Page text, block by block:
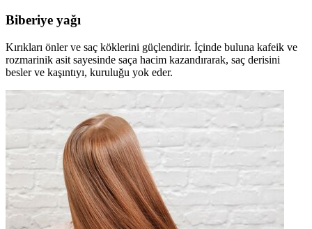
Biberiye yağı
Kırıkları önler ve saç köklerini güçlendirir. İçinde buluna kafeik ve
rozmarinik asit sayesinde saça hacim kazandırarak, saç derisini
besler ve kaşıntıyı, kuruluğu yok eder.